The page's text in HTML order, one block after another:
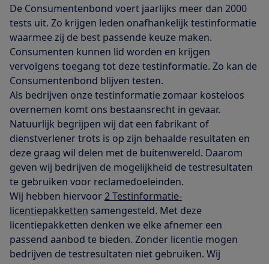
De Consumentenbond voert jaarlijks meer dan 2000
tests uit. Zo krijgen leden onafhankelijk testinformatie
waarmee zij de best passende keuze maken.
Consumenten kunnen lid worden en krijgen
vervolgens toegang tot deze testinformatie. Zo kan de
Consumentenbond blijven testen.
Als bedrijven onze testinformatie zomaar kosteloos
overnemen komt ons bestaansrecht in gevaar.
Natuurlijk begrijpen wij dat een fabrikant of
dienstverlener trots is op zijn behaalde resultaten en
deze graag wil delen met de buitenwereld. Daarom
geven wij bedrijven de mogelijkheid de testresultaten
te gebruiken voor reclamedoeleinden.
Wij hebben hiervoor2 Testinformatie-
licentiepakketten samengesteld. Met deze
licentiepakketten denken we elke afnemer een
passend aanbod te bieden. Zonder licentie mogen
bedrijven de testresultaten niet gebruiken. Wij